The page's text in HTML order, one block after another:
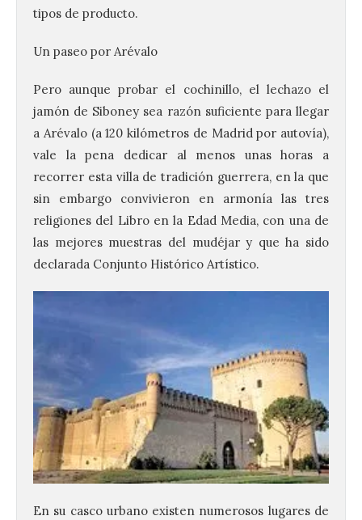
tipos de producto.
Un paseo por Arévalo
Pero aunque probar el cochinillo, el lechazo el
jamón de Siboney sea razón suficiente para llegar
a Arévalo (a 120 kilómetros de Madrid por autovía),
vale la pena dedicar al menos unas horas a
recorrer esta villa de tradición guerrera, en la que
sin embargo convivieron en armonía las tres
religiones del Libro en la Edad Media, con una de
las mejores muestras del mudéjar y que ha sido
declarada Conjunto Histórico Artístico.
En su casco urbano existen numerosos lugares de